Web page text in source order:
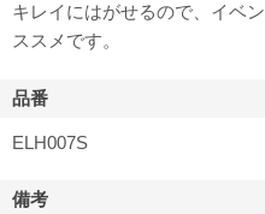
キレイにはがせるので、イベ
ススメです。
品番
ELH007S
備考